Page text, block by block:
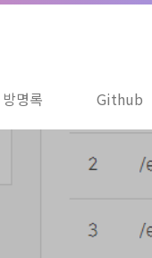
방명록 Github